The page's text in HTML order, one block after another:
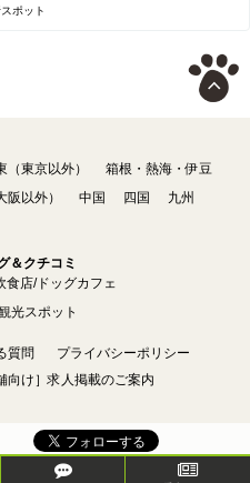
ポット
（東京以外）
箱根・熱海・伊豆
阪以外） 中国 四国
九州
＆クチコミ
食店/ドッグカフェ
光スポット
質問
プライバシーポリシー
向け］求人掲載のご案内